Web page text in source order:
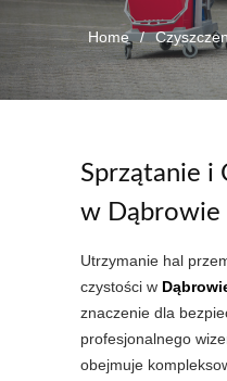
Home /
Sprzątanie i
w Dąbrowie
Utrzymanie hal
czystości w
znaczenie dla
profesjonalnego
obejmuje